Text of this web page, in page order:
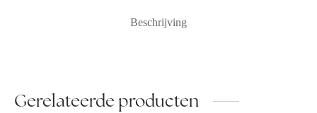
Beschrijving
Gerelateerde producten